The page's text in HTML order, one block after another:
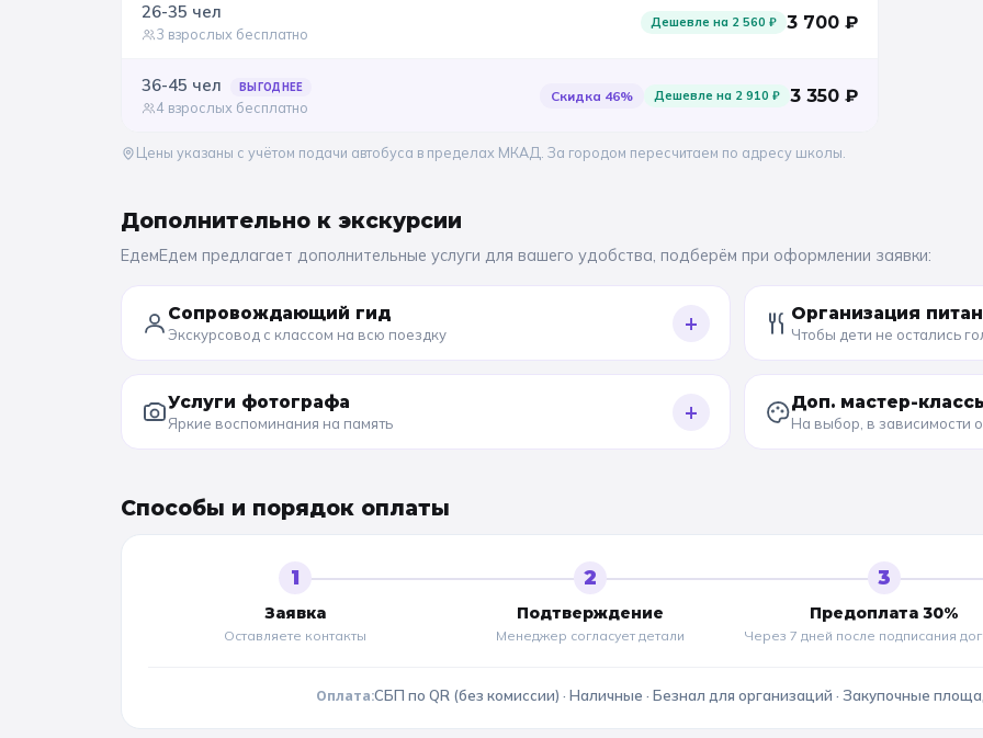
26-35 чел
3 взрослых бесплатно
Дешевле на 2 560 ₽ 3 700 ₽
36-45 чел ВЫГОДНЕЕ
4 взрослых бесплатно
Скидка 46% Дешевле на 2 910 ₽ 3 350 ₽
Цены указаны с учётом подачи автобуса в пределах МКАД. За городом пересчитаем по адресу школы.
Дополнительно к экскурсии
ЕдемЕдем предлагает дополнительные услуги для вашего удобства, подберём при оформлении заявки:
Сопровождающий гид
Экскурсовод с классом на всю поездку + Организация
Чтобы дети не остались
Услуги фотографа
Яркие воспоминания на память + Доп. мастер-
На выбор, в зависимости
Способы и порядок оплаты
1
Заявка
Оставляете контакты
2
Подтверждение
Менеджер согласует детали
3
Предоплата 30%
Через 7 дней после подписания
Оплата:СБП по QR (без комиссии) · Наличные · Безнал для организаций · Закупочные